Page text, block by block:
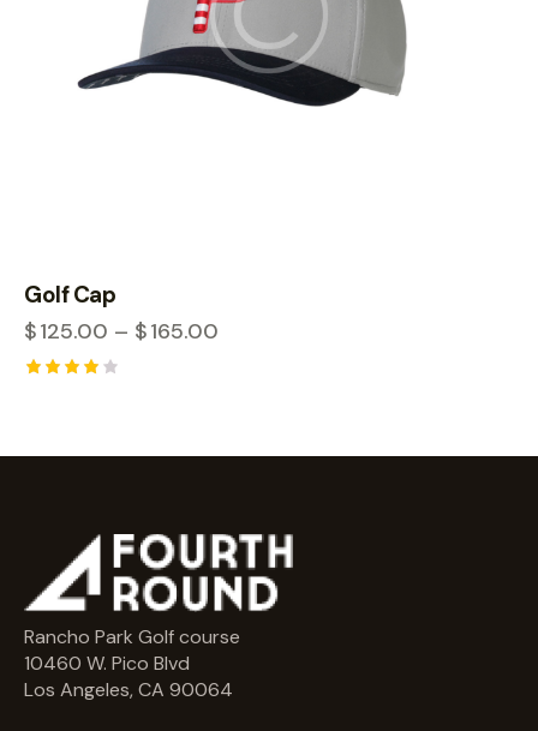
Golf Cap
$125.00 – $165.00
Rancho Park Golf course
10460 W. Pico Blvd
Los Angeles, CA 90064